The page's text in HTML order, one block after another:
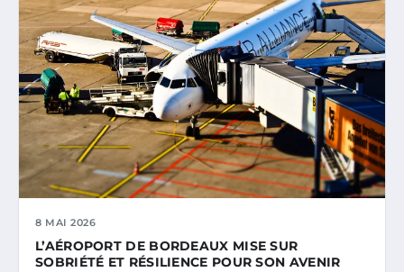
8 MAI 2026
L’AÉROPORT DE BORDEAUX MISE SUR
SOBRIÉTÉ ET RÉSILIENCE POUR SON AVENIR